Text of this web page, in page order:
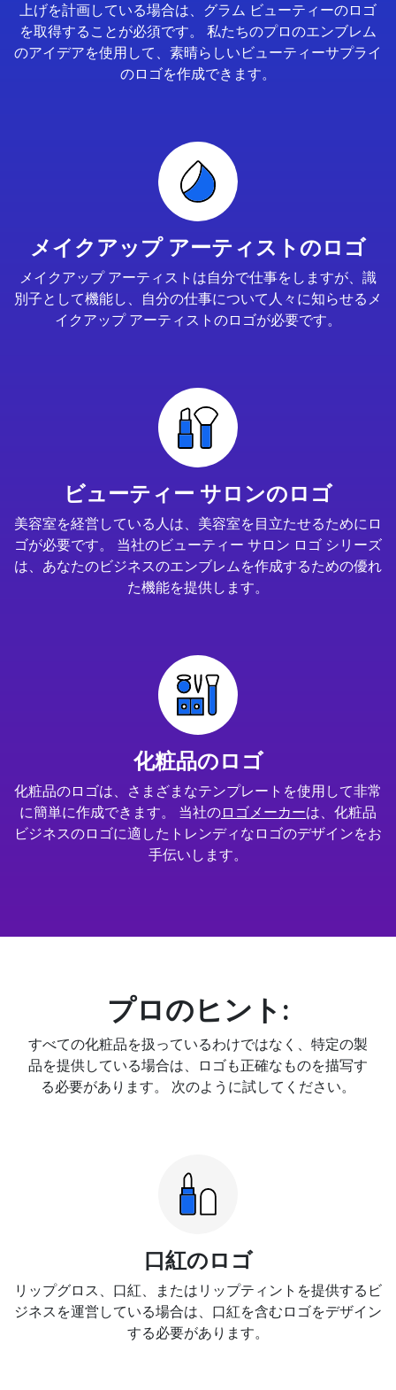
上げを計画している場合は、グラム ビューティーのロゴ
を取得することが必須です。 私たちのプロのエンブレム
のアイデアを使用して、素晴らしいビューティーサプライ
のロゴを作成できます。
メイクアップ アーティストのロゴ
メイクアップ アーティストは自分で仕事をしますが、識
別子として機能し、自分の仕事について人々に知らせるメ
イクアップ アーティストのロゴが必要です。
ビューティー サロンのロゴ
美容室を経営している人は、美容室を目立たせるためにロ
ゴが必要です。 当社のビューティー サロン ロゴ シリーズ
は、あなたのビジネスのエンブレムを作成するための優れ
た機能を提供します。
化粧品のロゴ
化粧品のロゴは、さまざまなテンプレートを使用して非常
に簡単に作成できます。 当社のロゴメーカーは、化粧品
ビジネスのロゴに適したトレンディなロゴのデザインをお
手伝いします。
プロのヒント:
すべての化粧品を扱っているわけではなく、特定の製
品を提供している場合は、ロゴも正確なものを描写す
る必要があります。 次のように試してください。
口紅のロゴ
リップグロス、口紅、またはリップティントを提供するビ
ジネスを運営している場合は、口紅を含むロゴをデザイン
する必要があります。